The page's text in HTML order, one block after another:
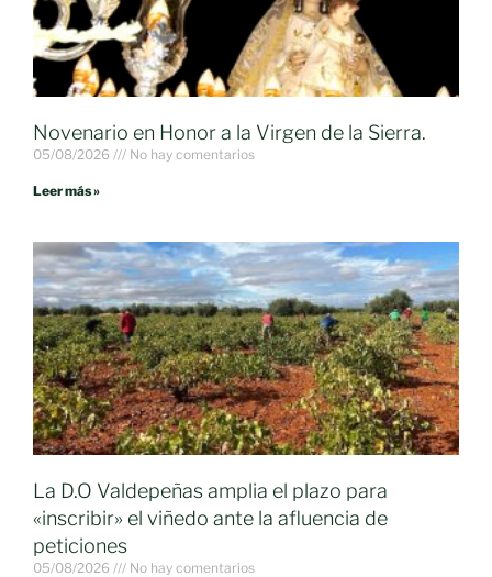
Novenario en Honor a la Virgen de la Sierra.
05/08/2026 No hay comentarios
Leer más »
La D.O Valdepeñas amplia el plazo para
«inscribir» el viñedo ante la afluencia de
peticiones
05/08/2026 No hay comentarios